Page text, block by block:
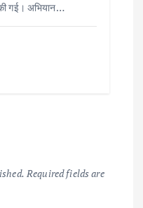
की गई। अभियान…
Required fields are